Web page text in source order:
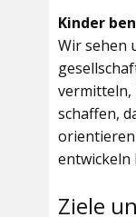
Kinder
Wir sehen
vermitteln,
schaffen,
orientieren
entwickeln
Ziele